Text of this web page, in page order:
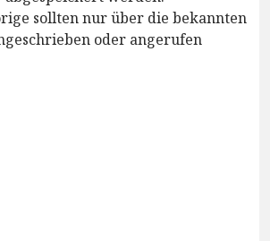
sollten nur über die bekannten
oder angerufen